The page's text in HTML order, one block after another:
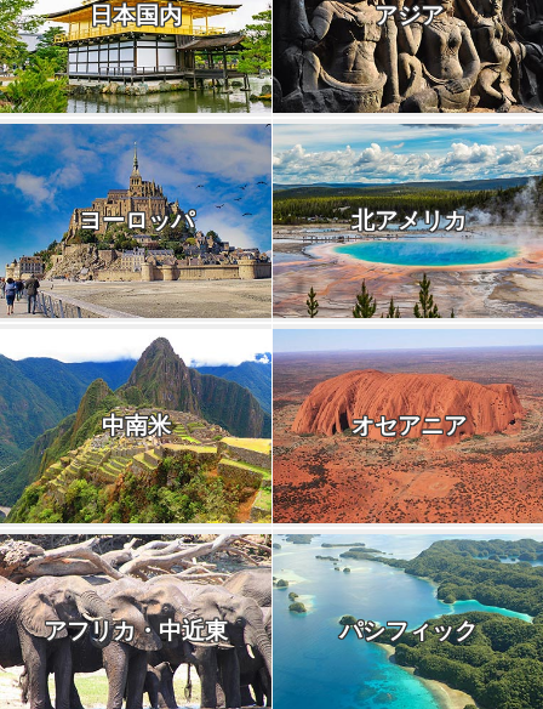
日本国内 アジア
ヨーロッパ 北アメリカ
中南米 オセアニア
アフリカ・中近東 パシフィック